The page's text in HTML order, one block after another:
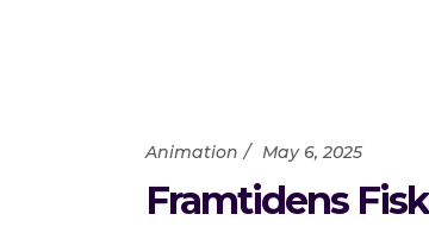
Animation May 6, 2025
Framtidens